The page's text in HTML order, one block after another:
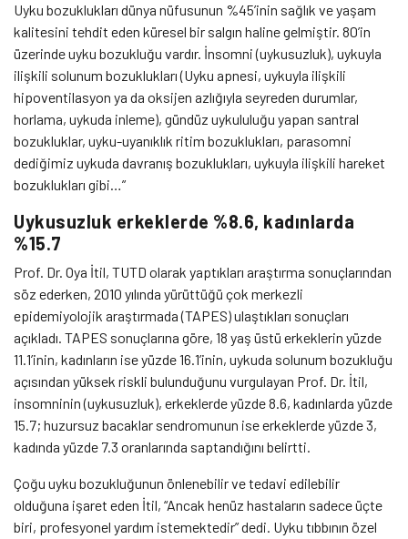
Uyku bozuklukları dünya nüfusunun %45’inin sağlık ve yaşam
kalitesini tehdit eden küresel bir salgın haline gelmiştir. 80’in
üzerinde uyku bozukluğu vardır. İnsomni (uykusuzluk), uykuyla
ilişkili solunum bozuklukları (Uyku apnesi, uykuyla ilişkili
hipoventilasyon ya da oksijen azlığıyla seyreden durumlar,
horlama, uykuda inleme), gündüz uykululuğu yapan santral
bozukluklar, uyku-uyanıklık ritim bozuklukları, parasomni
dediğimiz uykuda davranış bozuklukları, uykuyla ilişkili hareket
bozuklukları gibi…”
Uykusuzluk erkeklerde %8.6, kadınlarda
%15.7
Prof. Dr. Oya İtil, TUTD olarak yaptıkları araştırma sonuçlarından
söz ederken, 2010 yılında yürüttüğü çok merkezli
epidemiyolojik araştırmada (TAPES) ulaştıkları sonuçları
açıkladı. TAPES sonuçlarına göre, 18 yaş üstü erkeklerin yüzde
11.1’inin, kadınların ise yüzde 16.1’inin, uykuda solunum bozukluğu
açısından yüksek riskli bulunduğunu vurgulayan Prof. Dr. İtil,
insomninin (uykusuzluk), erkeklerde yüzde 8.6, kadınlarda yüzde
15.7; huzursuz bacaklar sendromunun ise erkeklerde yüzde 3,
kadında yüzde 7.3 oranlarında saptandığını belirtti.
Çoğu uyku bozukluğunun önlenebilir ve tedavi edilebilir
olduğuna işaret eden İtil, “Ancak henüz hastaların sadece üçte
biri, profesyonel yardım istemektedir” dedi. Uyku tıbbının özel